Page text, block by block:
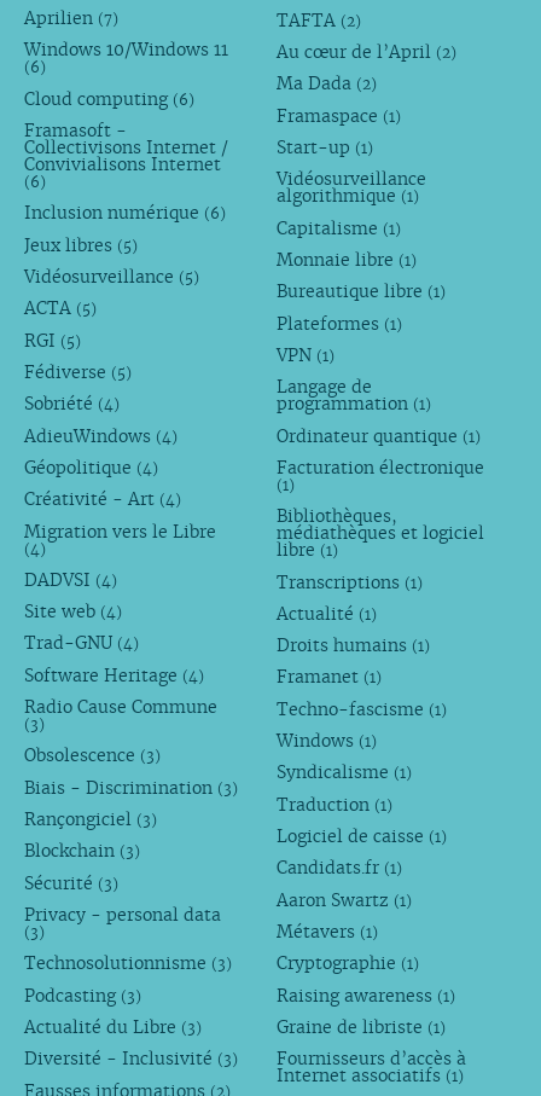
Aprilien (7)
Windows 10/Windows 11
(6)
Cloud computing (6)
Framasoft -
Collectivisons Internet /
Convivialisons Internet
(6)
Inclusion numérique (6)
Jeux libres (5)
Vidéosurveillance (5)
ACTA (5)
RGI (5)
Fédiverse (5)
Sobriété (4)
AdieuWindows (4)
Géopolitique (4)
Créativité - Art (4)
Migration vers le Libre
(4)
DADVSI (4)
Site web (4)
Trad-GNU (4)
Software Heritage (4)
Radio Cause Commune
(3)
Obsolescence (3)
Biais - Discrimination (3)
Rançongiciel (3)
Blockchain (3)
Sécurité (3)
Privacy - personal data
(3)
Technosolutionnisme (3)
Podcasting (3)
Actualité du Libre (3)
Diversité - Inclusivité (3)
Fausses informations (2)
TAFTA (2)
Au cœur de l’April (2)
Ma Dada (2)
Framaspace (1)
Start-up (1)
Vidéosurveillance
algorithmique (1)
Capitalisme (1)
Monnaie libre (1)
Bureautique libre (1)
Plateformes (1)
VPN (1)
Langage de
programmation (1)
Ordinateur quantique (1)
Facturation électronique
(1)
Bibliothèques,
médiathèques et logiciel
libre (1)
Transcriptions (1)
Actualité (1)
Droits humains (1)
Framanet (1)
Techno-fascisme (1)
Windows (1)
Syndicalisme (1)
Traduction (1)
Logiciel de caisse (1)
Candidats.fr (1)
Aaron Swartz (1)
Métavers (1)
Cryptographie (1)
Raising awareness (1)
Graine de libriste (1)
Fournisseurs d’accès à
Internet associatifs (1)